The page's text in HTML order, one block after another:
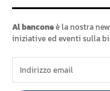
Al banconeè la nostra
iniziative ed eventi sulla